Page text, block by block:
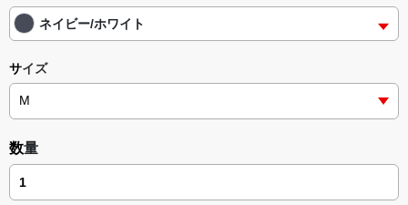
ネイビー/ホワイト
サイズ
数量